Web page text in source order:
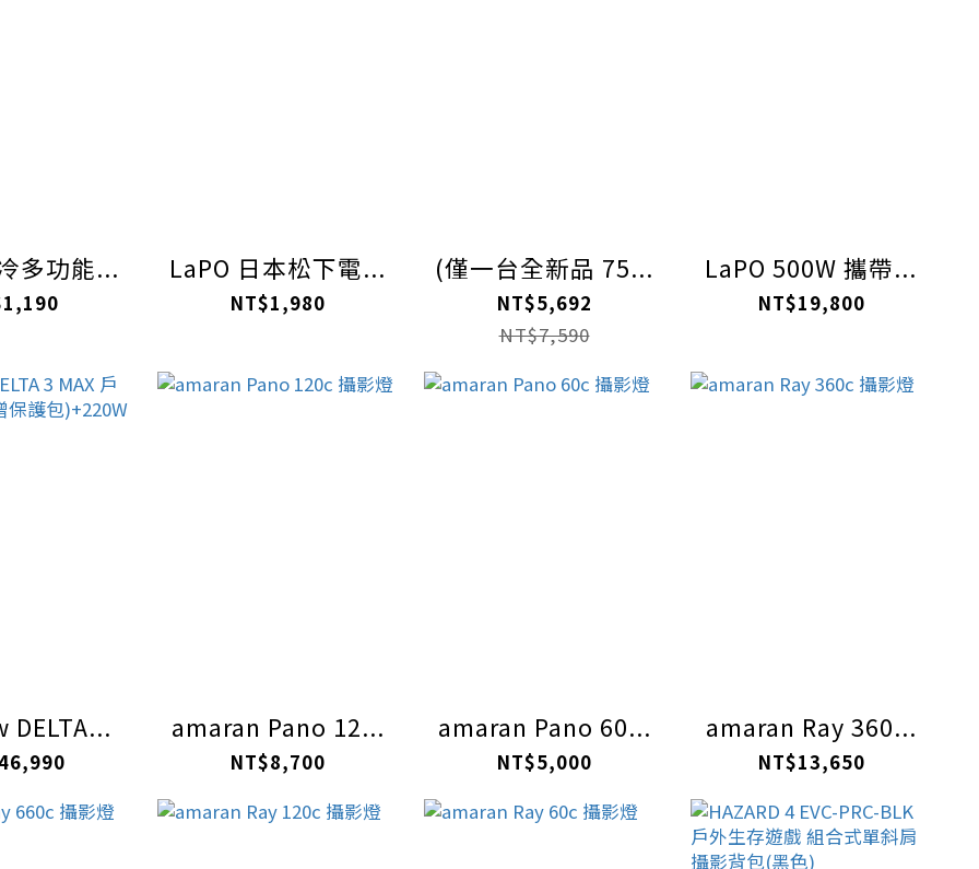
多功能... LaPO 日本松下電...
NT$1,980
(僅一台全新品 75...
NT$5,692
NT$7,590
LaPO 500W 攜帶...
NT$19,800
DELTA... amaran Pano 12...
NT$8,700
amaran Pano 60...
NT$5,000
amaran Ray 360...
NT$13,650